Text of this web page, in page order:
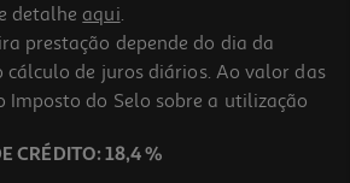
200ml
detalhe aqui.
prestação depende do dia da
de juros diários. Ao valor das
Imposto do Selo sobre a utilização
CRÉDITO: 18,4 %